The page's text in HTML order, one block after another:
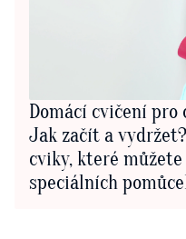
Domácí cvičení pro
Jak začít a
cviky, které
speciálních